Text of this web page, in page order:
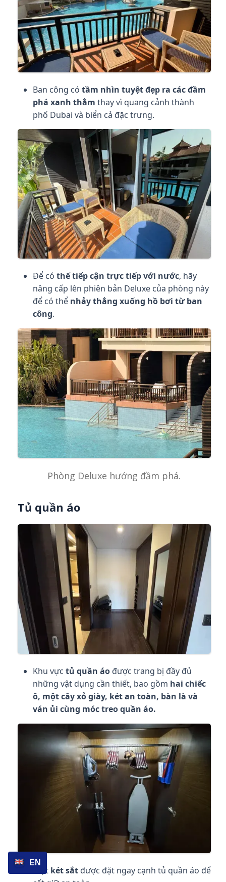
Ban công có tầm nhìn tuyệt đẹp ra các đầm
phá xanh thẳm thay vì quang cảnh thành
phố Dubai và biển cả đặc trưng.
Để có thể tiếp cận trực tiếp với nước, hãy
nâng cấp lên phiên bản Deluxe của phòng này
để có thể nhảy thẳng xuống hồ bơi từ ban
công.
Phòng Deluxe hướng đầm phá.
Tủ quần áo
Khu vực tủ quần áođược trang bị đầy đủ
những vật dụng cần thiết, bao gồm hai chiếc
ô, một cây xỏ giày, két an toàn, bàn là và
ván ủi cùng móc treo quần áo.
Một két sắtđược đặt ngay cạnh tủ quần áo để
EN